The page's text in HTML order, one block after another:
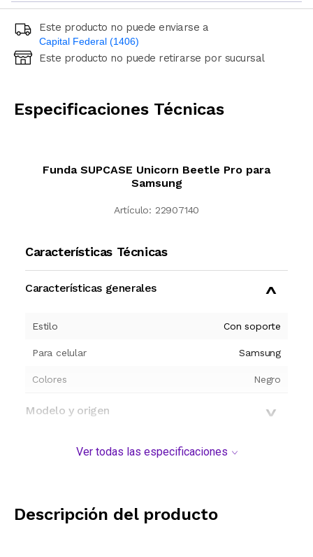
Este producto no puede enviarse a
Capital Federal (1406)
Ingresá código postal (sólo números)
Este producto no puede retirarse por sucursal
Especificaciones Técnicas
Funda SUPCASE Unicorn Beetle Pro para
Samsung
Artículo: 22907140
Características Técnicas
Características generales
Estilo Con soporte
Para celular Samsung
Colores Negro
Modelo y origen
Ver todas las especificaciones
Descripción del producto